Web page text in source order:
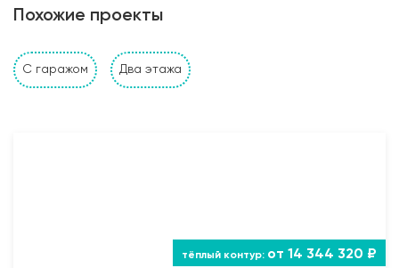
Стены и перегородки дома
1. Наружные и внутренние несущие стены выполнены
12 AIII, поперечные каркасы из арматуры 6 AI) под
опирание межэтажных плит перекрытия и
Похожие проекты
С гаражом Два этажа
от 14 344 320 ₽